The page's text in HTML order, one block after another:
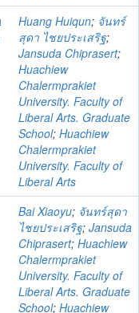
Huang Huiqun; จันทร์
สุดา ไชยประเสริฐ;
Jansuda Chiprasert;
Huachiew
Chalermprakiet
University. Faculty of
Liberal Arts. Graduate
School; Huachiew
Chalermprakiet
University. Faculty of
Liberal Arts
Bai Xiaoyu; จันทร์สุดา
ไชยประเสริฐ; Jansuda
Chiprasert; Huachiew
Chalermprakiet
University. Faculty of
Liberal Arts. Graduate
School; Huachiew